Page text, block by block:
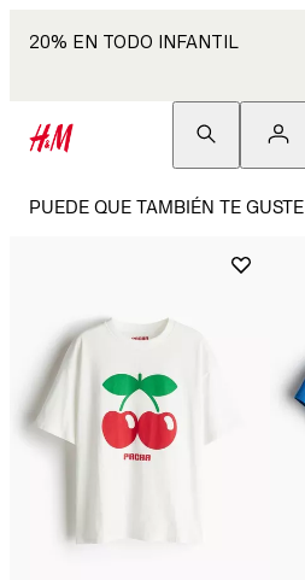
20% EN TODO INFANTIL
PUEDE QUE TAMBIÉN TE GUSTE